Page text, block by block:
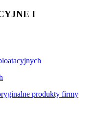
I
produkty firmy